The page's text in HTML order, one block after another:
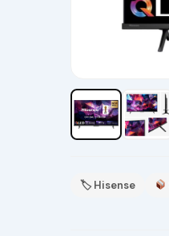
🏷 Hisense